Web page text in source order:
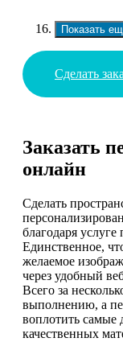
Показать
Сделать
Заказать
онлайн
Сделать
благодаря
Единственное,
желаемое
через удобный
Всего за
выполнению, а
воплотить самые
качественных